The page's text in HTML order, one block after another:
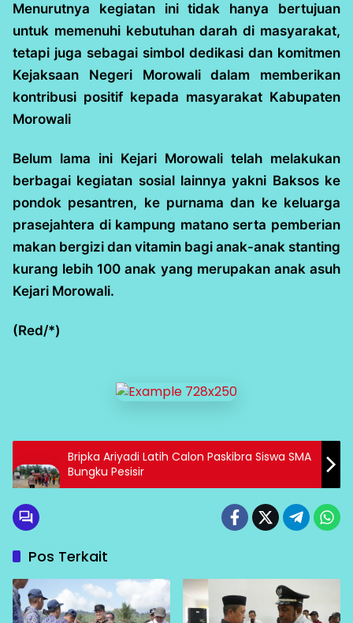
Menurutnya kegiatan ini tidak hanya bertujuan
untuk memenuhi kebutuhan darah di masyarakat,
tetapi juga sebagai simbol dedikasi dan komitmen
Kejaksaan Negeri Morowali dalam memberikan
kontribusi positif kepada masyarakat Kabupaten
Morowali
Belum lama ini Kejari Morowali telah melakukan
berbagai kegiatan sosial lainnya yakni Baksos ke
pondok pesantren, ke purnama dan ke keluarga
prasejahtera di kampung matano serta pemberian
makan bergizi dan vitamin bagi anak-anak stanting
kurang lebih 100 anak yang merupakan anak asuh
Kejari Morowali.
(Red/*)
Bripka Ariyadi Latih Calon Paskibra Siswa SMA
Bungku Pesisir
Pos Terkait